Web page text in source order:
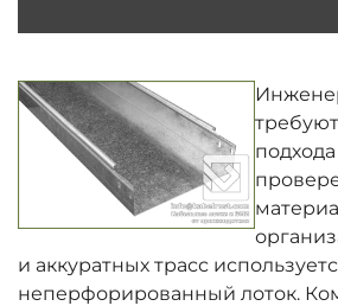
и аккуратных трасс
неперфорированный лоток.